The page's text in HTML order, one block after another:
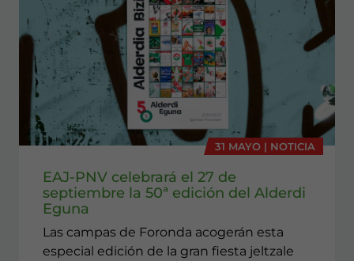
31 MAYO | NOTICIA
EAJ-PNV celebrará el 27 de
septiembre la 50ª edición del Alderdi
Eguna
Las campas de Foronda acogerán esta
especial edición de la gran fiesta jeltzale